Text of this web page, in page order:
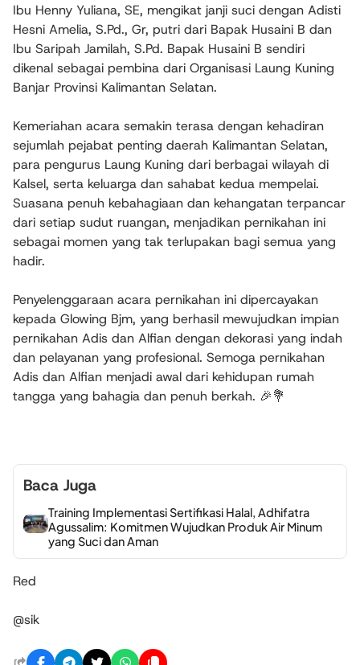
Ibu Henny Yuliana, SE, mengikat janji suci dengan Adisti
Hesni Amelia, S.Pd., Gr, putri dari Bapak Husaini B dan
Ibu Saripah Jamilah, S.Pd. Bapak Husaini B sendiri
dikenal sebagai pembina dari Organisasi Laung Kuning
Banjar Provinsi Kalimantan Selatan.
Kemeriahan acara semakin terasa dengan kehadiran
sejumlah pejabat penting daerah Kalimantan Selatan,
para pengurus Laung Kuning dari berbagai wilayah di
Kalsel, serta keluarga dan sahabat kedua mempelai.
Suasana penuh kebahagiaan dan kehangatan terpancar
dari setiap sudut ruangan, menjadikan pernikahan ini
sebagai momen yang tak terlupakan bagi semua yang
hadir.
Penyelenggaraan acara pernikahan ini dipercayakan
kepada Glowing Bjm, yang berhasil mewujudkan impian
pernikahan Adis dan Alfian dengan dekorasi yang indah
dan pelayanan yang profesional. Semoga pernikahan
Adis dan Alfian menjadi awal dari kehidupan rumah
tangga yang bahagia dan penuh berkah. 🎉💐
Baca Juga
Training Implementasi Sertifikasi Halal, Adhifatra
Agussalim: Komitmen Wujudkan Produk Air Minum
yang Suci dan Aman
Red
@sik